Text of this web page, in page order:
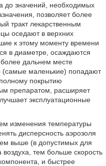
до значений, необходимых
позволяет более
тракт лекарственным
оседают в верхних
к этому моменту времени
в диаметре, осаждаются
дальнем месте
(самые маленькие) попадают
покрытию
препаратом, расширяет
эксплуатационные
изменения температуры
дисперсность аэрозоля
выше (в допустимых для
тем больше скорость
и быстрее